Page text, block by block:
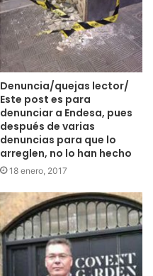
Denuncia/quejas lector/
Este post es para
denunciar a Endesa, pues
después de varias
denuncias para que lo
arreglen, no lo han hecho
18 enero, 2017